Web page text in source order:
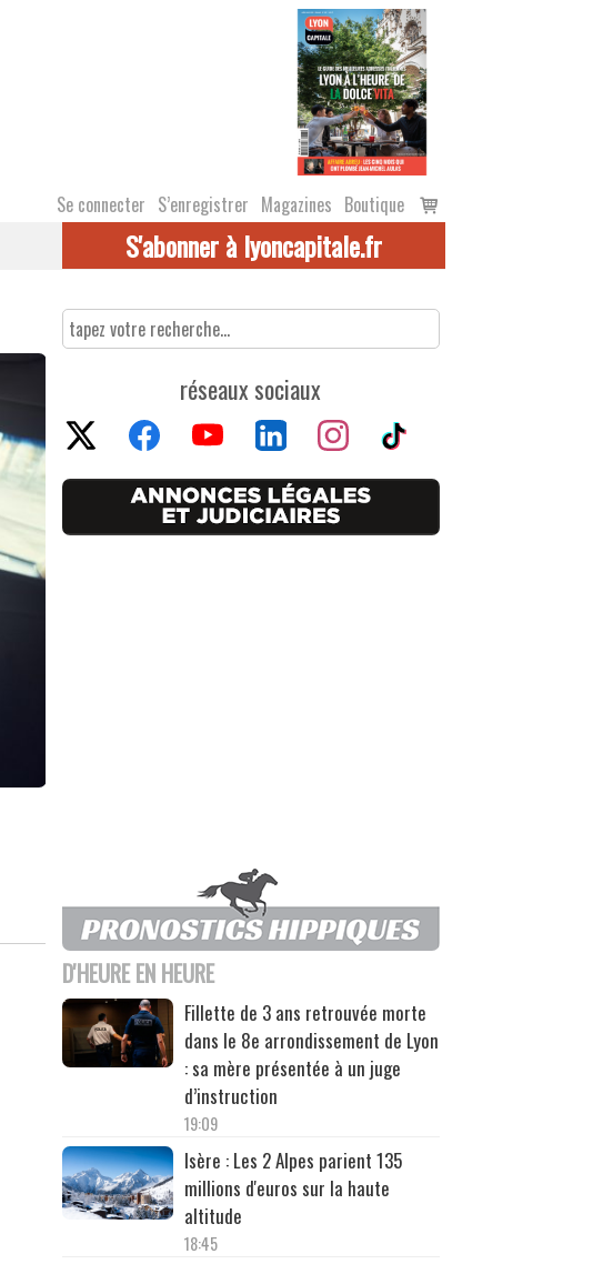
Se connecter S’enregistrer Magazines Boutique
Voir
le
S'abonner à lyoncapitale.fr
réseaux sociaux
D'HEURE EN HEURE
Fillette de 3 ans retrouvée morte
dans le 8e arrondissement de Lyon
: sa mère présentée à un juge
d’instruction
19:09
Isère : Les 2 Alpes parient 135
millions d'euros sur la haute
altitude
18:45